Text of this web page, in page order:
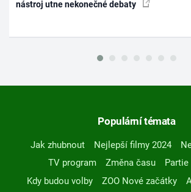
nástroj utne nekonečné debaty
Populární témata
Jak zhubnout Nejlepší filmy 2024
TV program
Změna času Partie
Kdy budou volby
ZOO Nové začátky